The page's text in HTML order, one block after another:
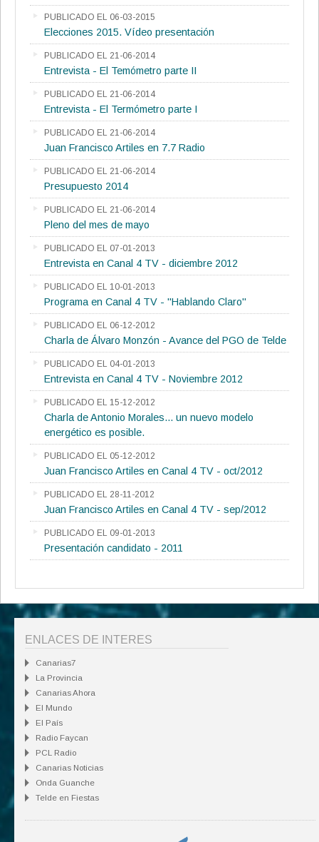
PUBLICADO EL 06-03-2015
Elecciones 2015. Vídeo presentación
PUBLICADO EL 21-06-2014
Entrevista - El Temómetro parte II
PUBLICADO EL 21-06-2014
Entrevista - El Termómetro parte I
PUBLICADO EL 21-06-2014
Juan Francisco Artiles en 7.7 Radio
PUBLICADO EL 21-06-2014
Presupuesto 2014
PUBLICADO EL 21-06-2014
Pleno del mes de mayo
PUBLICADO EL 07-01-2013
Entrevista en Canal 4 TV - diciembre 2012
PUBLICADO EL 10-01-2013
Programa en Canal 4 TV - "Hablando Claro"
PUBLICADO EL 06-12-2012
Charla de Álvaro Monzón - Avance del PGO de Telde
PUBLICADO EL 04-01-2013
Entrevista en Canal 4 TV - Noviembre 2012
PUBLICADO EL 15-12-2012
Charla de Antonio Morales... un nuevo modelo
energético es posible.
PUBLICADO EL 05-12-2012
Juan Francisco Artiles en Canal 4 TV - oct/2012
PUBLICADO EL 28-11-2012
Juan Francisco Artiles en Canal 4 TV - sep/2012
PUBLICADO EL 09-01-2013
Presentación candidato - 2011
ENLACES DE INTERES
Canarias7
La Provincia
Canarias Ahora
El Mundo
El País
Radio Faycan
PCL Radio
Canarias Noticias
Onda Guanche
Telde en Fiestas